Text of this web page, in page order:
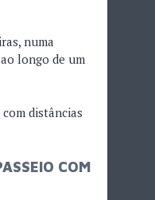
numa
longo de um
distâncias
COM